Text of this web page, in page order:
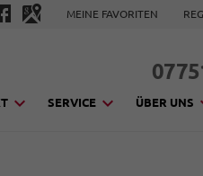
MEINE FAVORITEN
SERVICE ÜBER UNS